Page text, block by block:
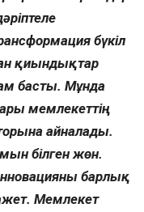
бүкіл
қиындықтар
басты. Мұнда
мемлекеттің
айналады.
білген жөн.
барлық
Мемлекет